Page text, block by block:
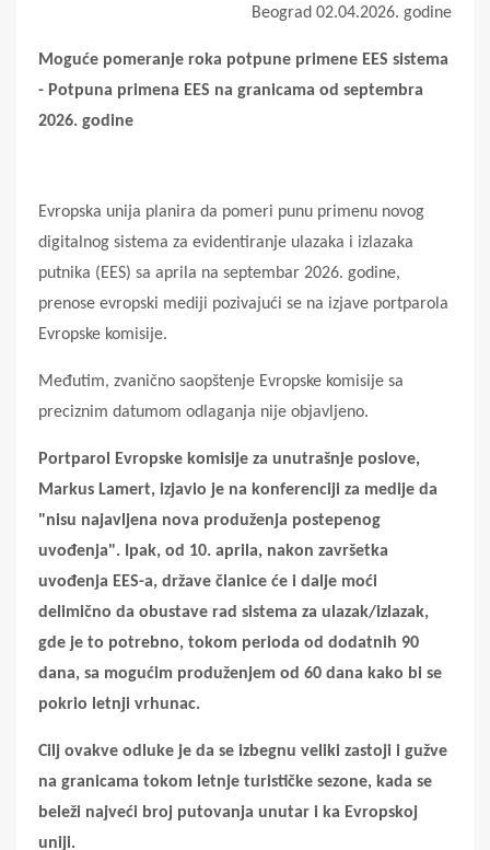
Beograd 02.04.2026. godine
Moguće pomeranje roka potpune primene EES sistema
- Potpuna primena EES na granicama od septembra
2026. godine
Evropska unija planira da pomeri punu primenu novog
digitalnog sistema za evidentiranje ulazaka i izlazaka
putnika (EES) sa aprila na septembar 2026. godine,
prenose evropski mediji pozivajući se na izjave portparola
Evropske komisije.
Međutim, zvanično saopštenje Evropske komisije sa
preciznim datumom odlaganja nije objavljeno.
Portparol Evropske komisije za unutrašnje poslove,
Markus Lamert, izjavio je na konferenciji za medije da
"nisu najavljena nova produženja postepenog
uvođenja". Ipak, od 10. aprila, nakon završetka
uvođenja EES-a, države članice će i dalje moći
delimično da obustave rad sistema za ulazak/izlazak,
gde je to potrebno, tokom perioda od dodatnih 90
dana, sa mogućim produženjem od 60 dana kako bi se
pokrio letnji vrhunac.
Cilj ovakve odluke je da se izbegnu veliki zastoji i gužve
na granicama tokom letnje turističke sezone, kada se
beleži najveći broj putovanja unutar i ka Evropskoj
uniji.